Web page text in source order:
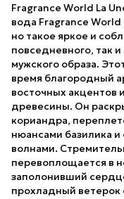
Fragrance World La
вода Fragrance
но такое яркое и
повседневного, так
мужского образа.
время благородный
восточных акцентов
древесины. Он
кориандра,
нюансами базилика
волнами.
перевоплощается в
заполонивший
прохладный